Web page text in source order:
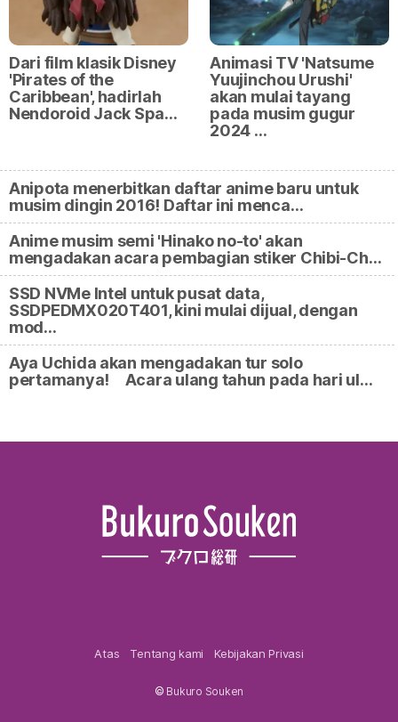
Dari film klasik Disney
'Pirates of the
Caribbean', hadirlah
Nendoroid Jack Spa…
Animasi TV 'Natsume
Yuujinchou Urushi'
akan mulai tayang
pada musim gugur
2024 …
Anipota menerbitkan daftar anime baru untuk
musim dingin 2016! Daftar ini menca…
Anime musim semi 'Hinako no-to' akan
mengadakan acara pembagian stiker Chibi-Ch…
SSD NVMe Intel untuk pusat data,
SSDPEDMX020T401, kini mulai dijual, dengan
mod…
Aya Uchida akan mengadakan tur solo
pertamanya! Acara ulang tahun pada hari ul…
Atas Tentang kami Kebijakan Privasi
© Bukuro Souken